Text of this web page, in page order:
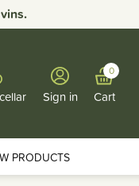
Sign in Cart
0
PRODUCTS